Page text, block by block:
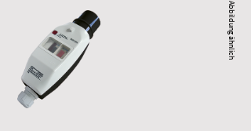
Abbildung ähnlich